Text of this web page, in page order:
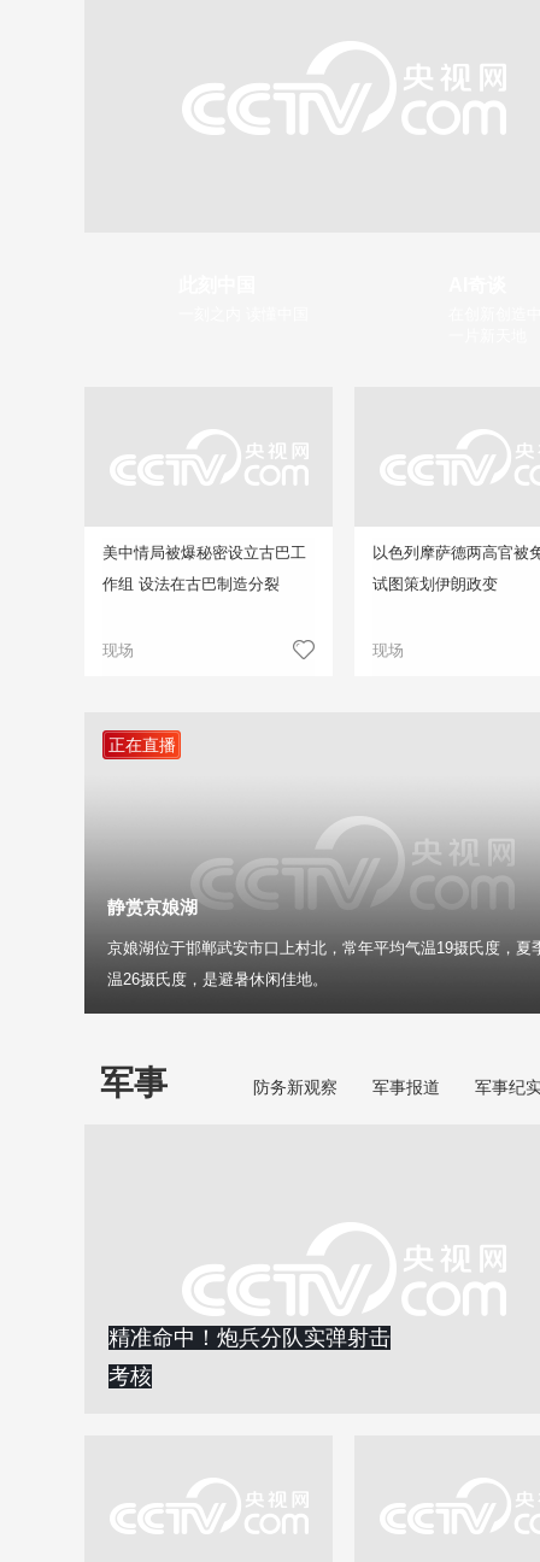
美中情局被爆秘密设立古巴工
作组 设法在古巴制造分裂
现场
以色列摩萨德两高官被
试图策划伊朗政变
现场
正在直播
静赏京娘湖
京娘湖位于邯郸武安市口上村北，常年平均气温19摄氏度，夏
温26摄氏度，是避暑休闲佳地。
军事 防务新观察 军事报道 军事纪
精准命中！炮兵分队实弹射击
考核